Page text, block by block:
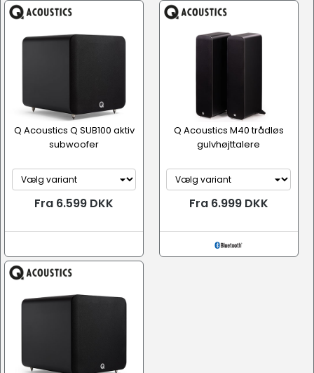
Q Acoustics Q SUB100 aktiv
subwoofer
Fra 6.599 DKK
Q Acoustics M40 trådløs
gulvhøjttalere
Fra 6.999 DKK